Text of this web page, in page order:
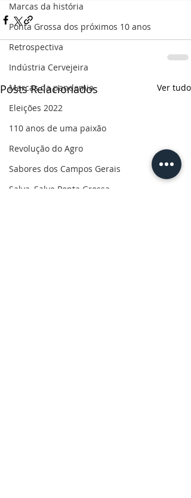
Marcas da história
Ponta Grossa dos próximos 10 anos
Retrospectiva
Indústria Cervejeira
Marcas da pandemia
Eleições 2022
110 anos de uma paixão
Revolução do Agro
Sabores dos Campos Gerais
Salva, Salve Ponta Grossa
Posts Relacionados Ver tudo